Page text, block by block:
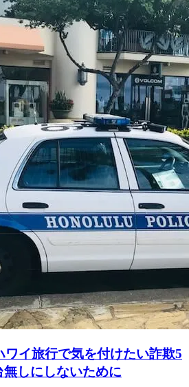
ワイ旅行で気を付けたい詐欺5
しにしないために